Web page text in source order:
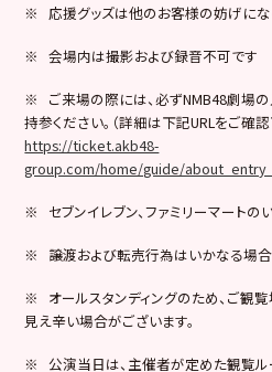
※ 応援グッズは他のお客様の妨げにな
※ 会場内は撮影および録音不可です
※ ご来場の際には、必ずNMB48劇場
持参ください。（詳細は下記URLをご確
https://ticket.akb48-
group.com/home/guide/
※ セブンイレブン、ファミリーマートの
※ 譲渡および転売行為はいかなる場合
※ オールスタンディングのため、ご観
見え辛い場合がございます。
※ 公演当日は、主催者が定めた観覧ル